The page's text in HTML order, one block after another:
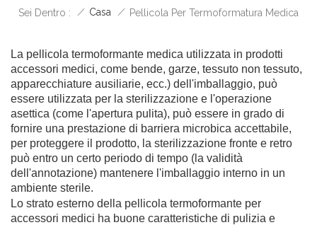
Sei Dentro : / Casa / Pellicola Per Termoformatura Medica
La pellicola termoformante medica utilizzata in prodotti
accessori medici, come bende, garze, tessuto non tessuto,
apparecchiature ausiliarie, ecc.) dell'imballaggio, può
essere utilizzata per la sterilizzazione e l'operazione
asettica (come l'apertura pulita), può essere in grado di
fornire una prestazione di barriera microbica accettabile,
per proteggere il prodotto, la sterilizzazione fronte e retro
può entro un certo periodo di tempo (la validità
dell'annotazione) mantenere l'imballaggio interno in un
ambiente sterile.
Lo strato esterno della pellicola termoformante per
accessori medici ha buone caratteristiche di pulizia e